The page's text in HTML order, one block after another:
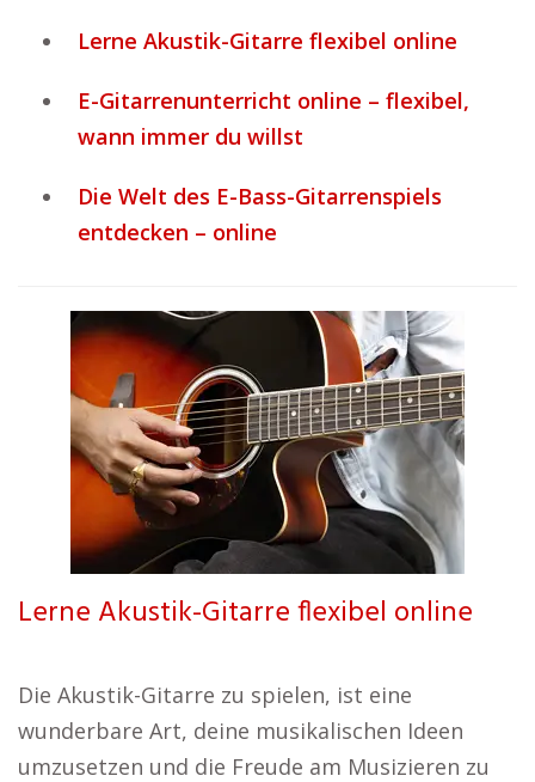
Lerne Akustik-Gitarre flexibel online
E-Gitarrenunterricht online – flexibel,
wann immer du willst
Die Welt des E-Bass-Gitarrenspiels
entdecken – online
Lerne Akustik-Gitarre flexibel online
Die Akustik-Gitarre zu spielen, ist eine
wunderbare Art, deine musikalischen Ideen
umzusetzen und die Freude am Musizieren zu